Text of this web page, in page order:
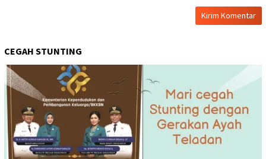
CEGAH STUNTING